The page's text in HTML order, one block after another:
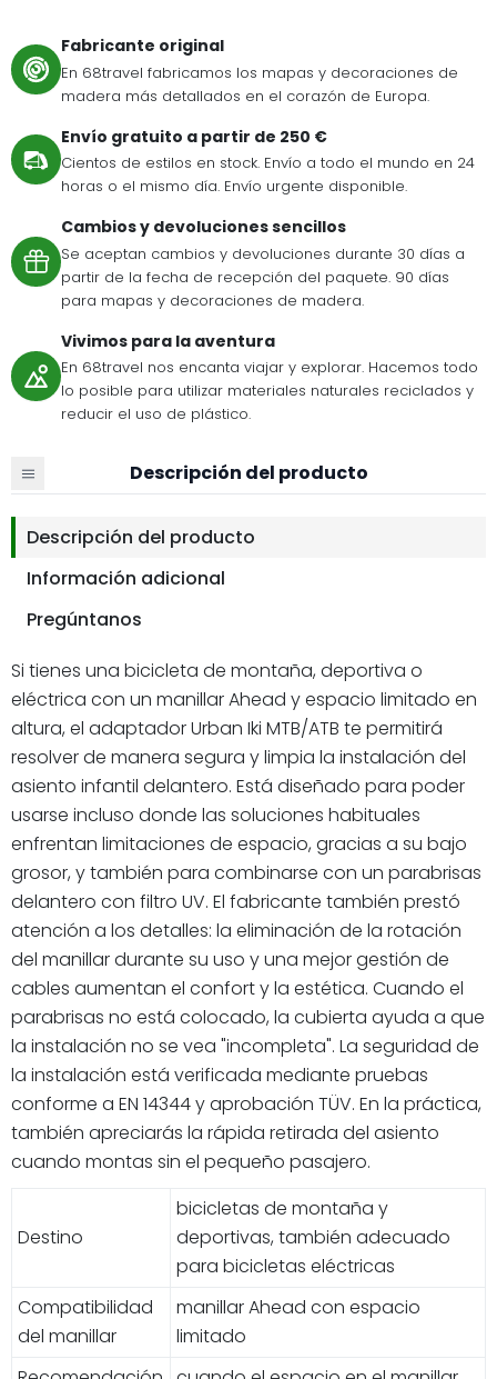
Fabricante original
En 68travel fabricamos los mapas y decoraciones de
madera más detallados en el corazón de Europa.
Envío gratuito a partir de 250 €
Cientos de estilos en stock. Envío a todo el mundo en 24
horas o el mismo día. Envío urgente disponible.
Cambios y devoluciones sencillos
Se aceptan cambios y devoluciones durante 30 días a
partir de la fecha de recepción del paquete. 90 días
para mapas y decoraciones de madera.
Vivimos para la aventura
En 68travel nos encanta viajar y explorar. Hacemos todo
lo posible para utilizar materiales naturales reciclados y
reducir el uso de plástico.
Descripción del producto
Descripción del producto
Información adicional
Pregúntanos
Si tienes una bicicleta de montaña, deportiva o
eléctrica con un manillar Ahead y espacio limitado en
altura, el adaptador Urban Iki MTB/ATB te permitirá
resolver de manera segura y limpia la instalación del
asiento infantil delantero. Está diseñado para poder
usarse incluso donde las soluciones habituales
enfrentan limitaciones de espacio, gracias a su bajo
grosor, y también para combinarse con un parabrisas
delantero con filtro UV. El fabricante también prestó
atención a los detalles: la eliminación de la rotación
del manillar durante su uso y una mejor gestión de
cables aumentan el confort y la estética. Cuando el
parabrisas no está colocado, la cubierta ayuda a que
la instalación no se vea "incompleta". La seguridad de
la instalación está verificada mediante pruebas
conforme a EN 14344 y aprobación TÜV. En la práctica,
también apreciarás la rápida retirada del asiento
cuando montas sin el pequeño pasajero.
Destino
bicicletas de montaña y
deportivas, también adecuado
para bicicletas eléctricas
Compatibilidad
del manillar
manillar Ahead con espacio
limitado